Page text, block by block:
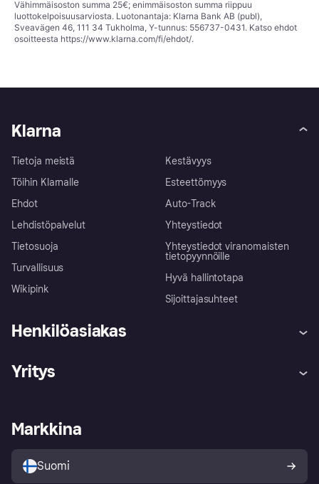
Vähimmäisoston summa 25€; enimmäisoston summa riippuu
luottokelpoisuusarviosta. Luotonantaja: Klarna Bank AB (publ),
Sveavägen 46, 111 34 Tukholma, Y-tunnus: 556737-0431. Katso ehdot
osoitteesta https://www.klarna.com/fi/ehdot/.
Klarna
Tietoja meistä
Töihin Klarnalle
Ehdot
Lehdistöpalvelut
Tietosuoja
Turvallisuus
Wikipink
Kestävyys
Esteettömyys
Auto-Track
Yhteystiedot
Yhteystiedot viranomaisten
tietopyynnöille
Hyvä hallintotapa
Sijoittajasuhteet
Henkilöasiakas
Ohje
Kirjaudu sisään
Tutustu kauppoihin
Ostajan turva
Yritys
Kirjaudu sisään yrityksenä
Markkina
Suomi